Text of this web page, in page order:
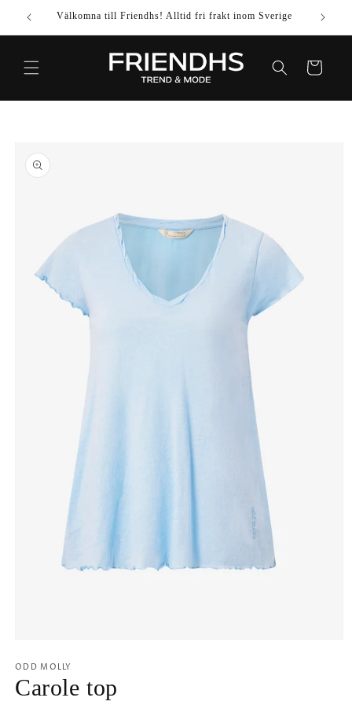
VIDARE
TILL
INNEHÅLL
Välkomna till Friendhs! Alltid fri frakt inom Sverige Använd
Varukorg
TILL
1
modalfönster
ODD MOLLY
Carole top